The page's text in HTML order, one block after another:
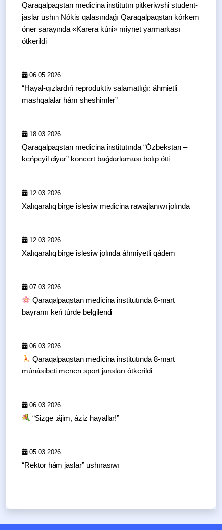
Qaraqalpaqstan medicina institutın pitkeriwshi student-
jaslar ushın Nókis qalasındaǵı Qaraqalpaqstan kórkem
óner sarayında «Karera kúni» miynet yarmarkası
ótkerildi
06.05.2026
“Hayal-qızlardıń reproduktiv salamatlıǵı: áhmietli
mashqalalar hám sheshimler”
18.03.2026
Qaraqalpaqstan medicina institutında “Ózbekstan –
keńpeyil diyar” koncert baǵdarlaması bolıp ótti
12.03.2026
Xalıqaralıq birge islesiw medicina rawajlanıwı jolında
12.03.2026
Xalıqaralıq birge islesiw jolında áhmiyetli qádem
07.03.2026
Qaraqalpaqstan medicina institutında 8-mart
bayramı keń túrde belgilendi
06.03.2026
Qaraqalpaqstan medicina institutında 8-mart
múnásibeti menen sport jarısları ótkerildi
06.03.2026
“Sizge tájim, áziz hayallar!”
05.03.2026
“Rektor hám jaslar” ushırasıwı